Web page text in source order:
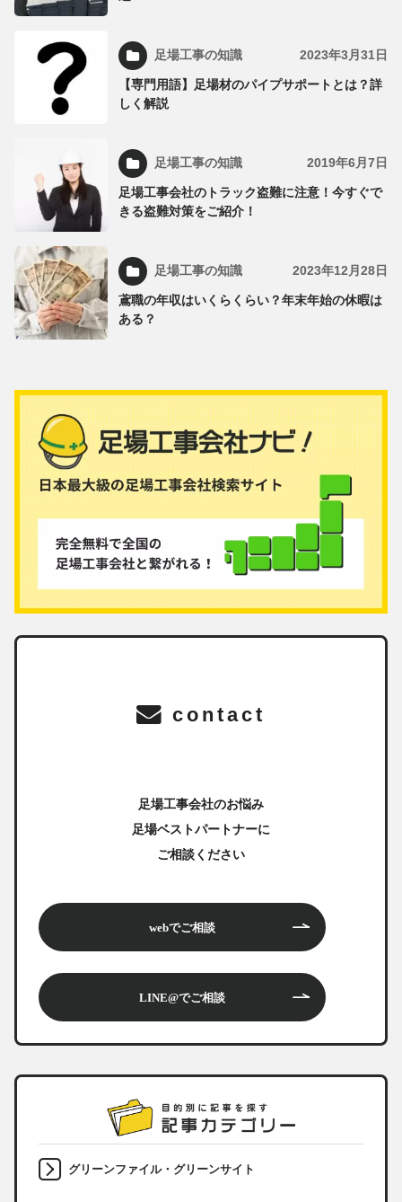
足場工事の知識 2023年3月31日
【専門用語】足場材のパイプサポートとは？詳
しく解説
足場工事の知識 2019年6月7日
足場工事会社のトラック盗難に注意！今すぐで
きる盗難対策をご紹介！
足場工事の知識 2023年12月28日
鳶職の年収はいくらくらい？年末年始の休暇は
ある？
contact
足場工事会社のお悩み
足場ベストパートナーに
ご相談ください
webでご相談
LINE@でご相談
グリーンファイル・グリーンサイト